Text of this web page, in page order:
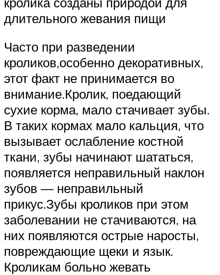
длительного жевания пищи
Часто при разведении
кроликов,особенно декоративных,
этот факт не принимается во
внимание.Кролик, поедающий
сухие корма, мало стачивает зубы.
В таких кормах мало кальция, что
вызывает ослабление костной
ткани, зубы начинают шататься,
появляется неправильный наклон
зубов — неправильный
прикус.Зубы кроликов при этом
заболевании не стачиваются, на
них появляются острые наросты,
повреждающие щеки и язык.
Кроликам больно жевать